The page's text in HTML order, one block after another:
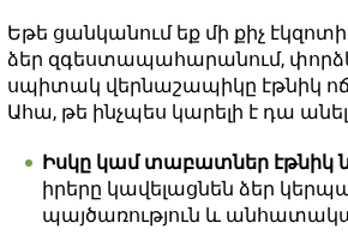
Եթե ցանկանում եք մի քիչ
ձեր զգեստապահարանում,
սպիտակ վերնաշապիկը էթնիկ
Ահա, թե ինչպես կարելի է դա
Իսկը կամ տաբատներ էթնիկ
իրերը կավելացնեն ձեր
պայծառություն և